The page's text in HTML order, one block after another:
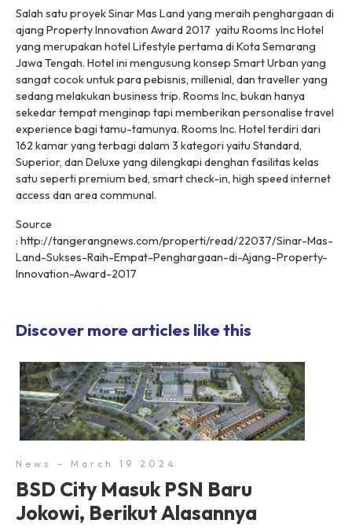
Salah satu proyek Sinar Mas Landyang meraih penghargaan di
ajang Property Innovation Award 2017 yaitu Rooms Inc Hotel
yang merupakan hotel Lifestyle pertama di Kota Semarang
Jawa Tengah. Hotel ini mengusung konsep Smart Urban yang
sangat cocok untuk para pebisnis, millenial, dan travelleryang
sedang melakukan business trip. Rooms Inc, bukan hanya
sekedar tempat menginap tapi memberikan personalise travel
experience bagi tamu-tamunya. Rooms Inc. Hotel terdiri dari
162 kamar yang terbagi dalam 3 kategori yaitu Standard,
Superior, dan Deluxe yang dilengkapi denghan fasilitas kelas
satu seperti premium bed, smart check-in, high speed internet
access dan area communal.
Source
: http://tangerangnews.com/properti/read/22037/Sinar-Mas-
Land-Sukses-Raih-Empat-Penghargaan-di-Ajang-Property-
Innovation-Award-2017
Discover more articles like this
News - March 19 2024
BSD City Masuk PSN Baru
Jokowi, Berikut Alasannya